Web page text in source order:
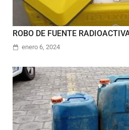
ROBO DE FUENTE
enero 6, 2024